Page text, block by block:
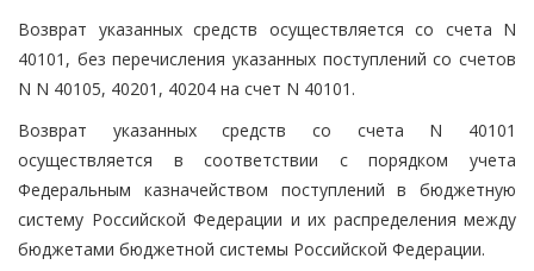
Возврат указанных средств осуществляется со счета N
40101, без перечисления указанных поступлений со счетов
N N 40105, 40201, 40204 на счет N 40101.
Возврат указанных средств со счета N 40101
осуществляется в соответствии с порядком учета
Федеральным казначейством поступлений в бюджетную
систему Российской Федерации и их распределения между
бюджетами бюджетной системы Российской Федерации.